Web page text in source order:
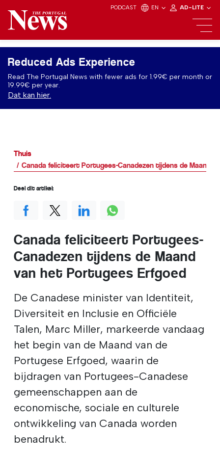
PODCAST EN AD-LITE
Reduced Ads Experience
Read The Portugal News with fewer ads for 1.99€ per month or
19.99€ per year.
Dat kan hier.
Thuis
Canada feliciteert Portugees-Canadezen tijdens de Maand
Canada feliciteert Portugees-
Canadezen tijdens de Maand
van het Portugees Erfgoed
De Canadese minister van Identiteit,
Diversiteit en Inclusie en Officiële
Talen, Marc Miller, markeerde vandaag
het begin van de Maand van de
Portugese Erfgoed, waarin de
bijdragen van Portugees-Canadese
gemeenschappen aan de
economische, sociale en culturele
ontwikkeling van Canada worden
benadrukt.
Deel dit artikel: